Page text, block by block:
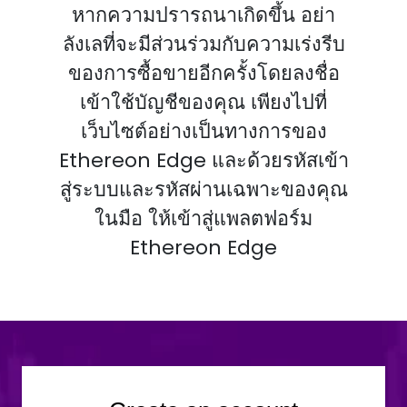
หากความปรารถนาเกิดขึ้น อย่า
ลังเลที่จะมีส่วนร่วมกับความเร่งรีบ
ของการซื้อขายอีกครั้งโดยลงชื่อ
เข้าใช้บัญชีของคุณ เพียงไปที่
เว็บไซต์อย่างเป็นทางการของ
Ethereon Edge และด้วยรหัสเข้า
สู่ระบบและรหัสผ่านเฉพาะของคุณ
ในมือ ให้เข้าสู่แพลตฟอร์ม
Ethereon Edge